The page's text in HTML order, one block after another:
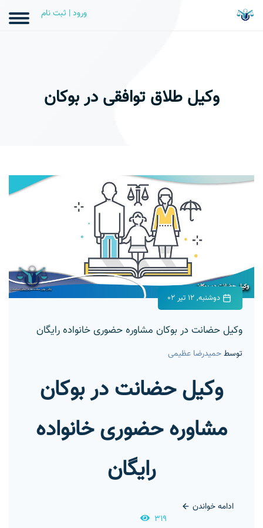
ورود | ثبت نام
وکیل طلاق توافقی در بوکان
دوشنبه, 12 تیر 02
وکیل حضانت در بوکان مشاوره حضوری خانواده رایگان
توسطحمیدرضا عظیمی
وکیل حضانت در بوکان
مشاوره حضوری خانواده
رایگان
ادامه خواندن
319